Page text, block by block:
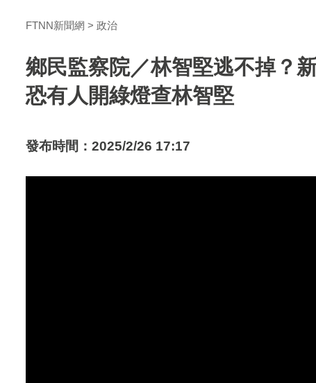
FTNN新聞網 政治
鄉民監察院／林智堅逃不掉？
恐有人開綠燈查林智堅
發布時間：2025/2/26 17:17